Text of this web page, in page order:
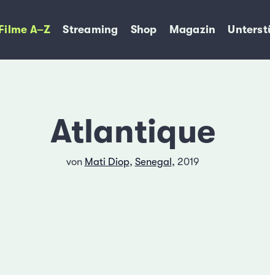
Filme A–Z Streaming Shop Magazin
Atlantique
von Mati Diop, Senegal, 2019